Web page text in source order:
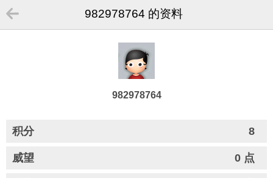
982978764 的资料
982978764
8
积分
0 点
威望